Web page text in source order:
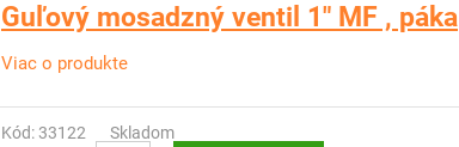
Guľový mosadzný ventil 1" MF , páka
Viac o produkte
Kód: 33122 Skladom